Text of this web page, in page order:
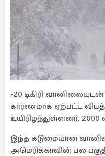
-20 டிகிரி
காரணமாக ஏற்பட்ட
உயிரிழந்துள்ளனர்.
இந்த கடுமையான
அமெரிக்காவின் பல